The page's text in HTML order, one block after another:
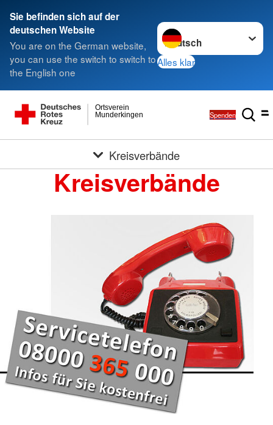
Sie befinden sich auf der
deutschen Website
You are on the German website,
you can use the switch to switch to
the English one
Sprache wechseln zu
Alles klar
Munderkingen
Ortsverein
Spenden
Kreisverbände
Kreisverbände